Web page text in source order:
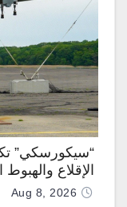
“سيكورسكي”
الإقلاع والهبوط
Aug 8, 2026